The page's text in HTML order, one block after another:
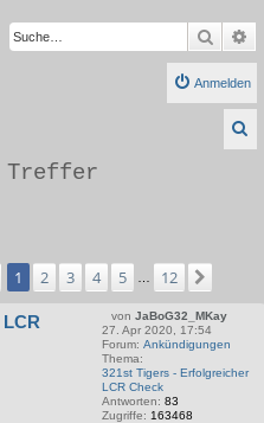
Suche
Anmelden
Treffer
Seite von
1 2 3 4 5 12
vonJaBoG32_MKay
27. Apr 2020, 17:54
Forum:Ankündigungen
Thema:
321st Tigers - Erfolgreicher
LCR Check
Antworten:83
Zugriffe: 163468